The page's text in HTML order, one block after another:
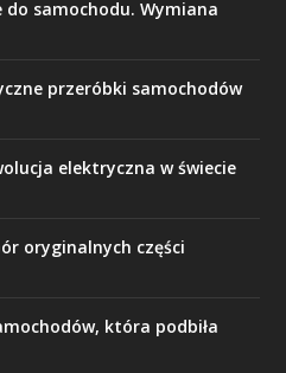
samochodu. Wymiana
przeróbki samochodów
elektryczna w świecie
oryginalnych części
która podbiła